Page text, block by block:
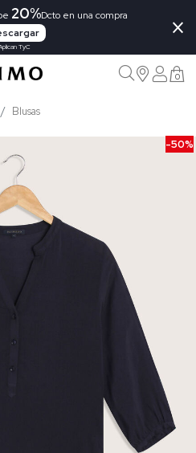
20%Dcto en una compra
TyC
×
0
Blusas
-50%